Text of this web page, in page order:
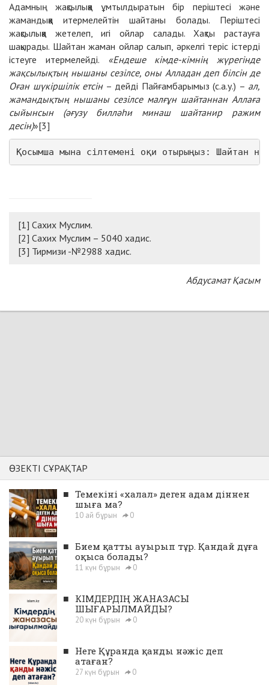
Адамның жақсылыққа ұмтылдыратын бір періштесі және
жамандыққа итермелейтін шайтаны болады. Періштесі
жақсылыққа жетелеп, игі ойлар салады. Хақты растауға
шақырады. Шайтан жаман ойлар салып, әркелгі теріс істерді
істеуге итермелейді.
«Ендеше кімде-кімнің жүрегінде
жақсылықтың нышаны сезілсе, оны Алладан деп білсін де
Оған шүкіршілік етсін– дейді Пайғамбарымыз (с.а.у.) – ал,
жамандықтың нышаны сезілсе малғұн шайтаннан Аллаға
сыйынсын (әғузу билләһи минаш шайтанир ражим
десін)»[3]
Қосымша мына сілтемені оқи отырыңыз: Шайтан
[1] Сахих Муслим.
[2] Сахих Муслим – 5040 хадис.
[3] Тирмизи -№2988 хадис.
Абдусамат Қасым
ӨЗЕКТІ СҰРАҚТАР
■ Темекіні «халал» деген адам діннен
шыға ма?
10 ай бұрын 0
■ Бием қатты ауырып тұр. Қандай дұға
оқыса болады?
11 күн бұрын 0
■ КІМДЕРДІҢ ЖАНАЗАСЫ
ШЫҒАРЫЛМАЙДЫ?
20 күн бұрын 0
■ Неге Құранда қанды нәжіс деп
атаған?
27 күн бұрын 0